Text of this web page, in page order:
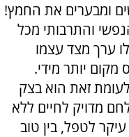
ומבערים את החמץ!
והתרבותי מכל
ערך מצד עצמו
יותר מידי.
זאת הוא בצק
מדויק לחיים ללא
לטפל, בין טוב